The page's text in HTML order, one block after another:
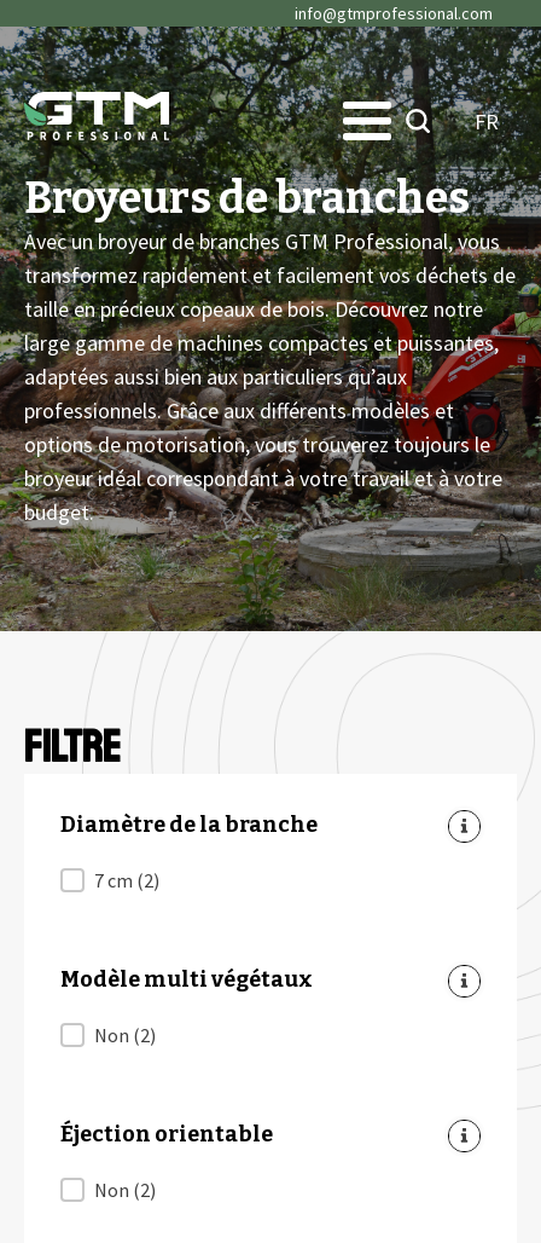
info@gtmprofessional.com
FR
Broyeurs de branches
Avec un broyeur de branches GTM Professional, vous
transformez rapidement et facilement vos déchets de
taille en précieux copeaux de bois. Découvrez notre
large gamme de machines compactes et puissantes,
adaptées aussi bien aux particuliers qu’aux
professionnels. Grâce aux différents modèles et
options de motorisation, vous trouverez toujours le
broyeur idéal correspondant à votre travail et à votre
budget.
Filtre
Diamètre de la branche
Diamètre de la branche
7 cm (2)
Modèle multi végétaux
Modèle multi végétaux
Non (2)
Éjection orientable
Éjection orientable
Non (2)